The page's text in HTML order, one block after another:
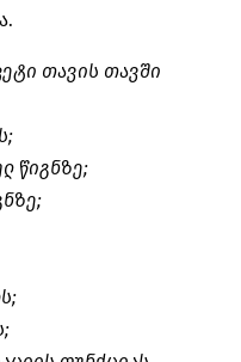
თავის თავში
წიგნზე;